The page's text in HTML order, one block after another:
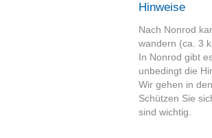
Hinweise
Nach Nonrod
wandern (ca. 3
In Nonrod gibt
unbedingt die
Wir gehen in
Schützen Sie
sind wichtig.